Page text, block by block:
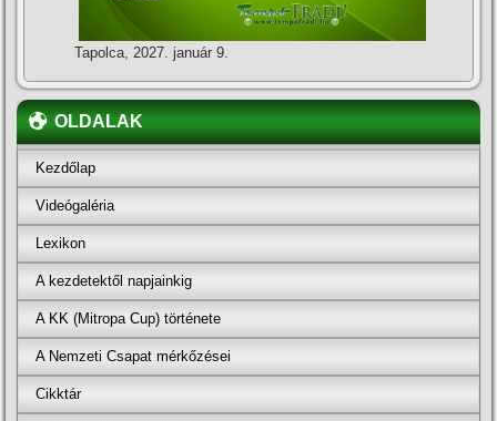
Tapolca, 2027. január 9.
OLDALAK
Kezdőlap
Videógaléria
Lexikon
A kezdetektől napjainkig
A KK (Mitropa Cup) története
A Nemzeti Csapat mérkőzései
Cikktár